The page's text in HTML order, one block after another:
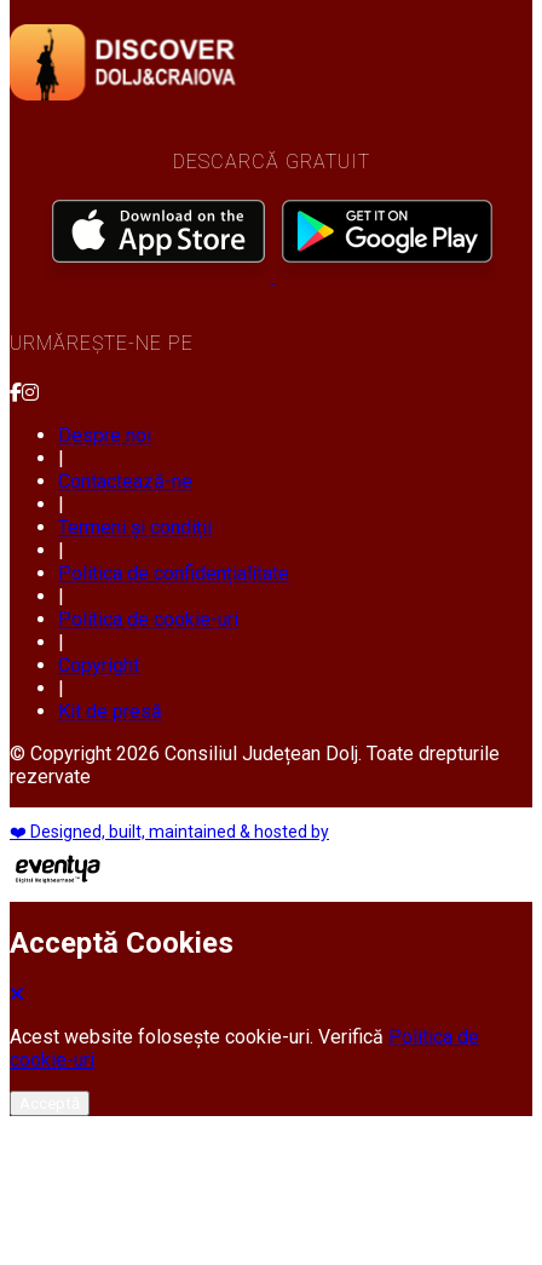
DESCARCĂ GRATUIT
URMĂREȘTE-NE PE
Despre noi
|
Contactează-ne
|
Termeni și condiții
|
Politica de confidențialitate
|
Politica de cookie-uri
|
Copyright
|
Kit de presă
© Copyright 2026 Consiliul Județean Dolj. Toate drepturile
rezervate
❤️ Designed, built, maintained & hosted by
Acceptă Cookies
Acest website folosește cookie-uri. Verifică Politica de
cookie-uri